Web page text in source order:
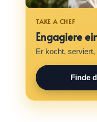
Engagiere
Er kocht,
Finde